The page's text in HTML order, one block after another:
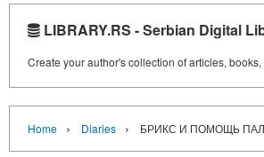
LIBRARY.RS - Serbian Digital
Create your author's collection of articles,
Home › Diaries › БРИКС И ПОМОЩЬ